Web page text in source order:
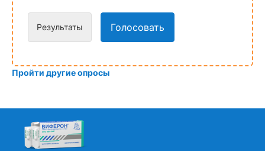
Результаты Голосовать
Пройти другие опросы